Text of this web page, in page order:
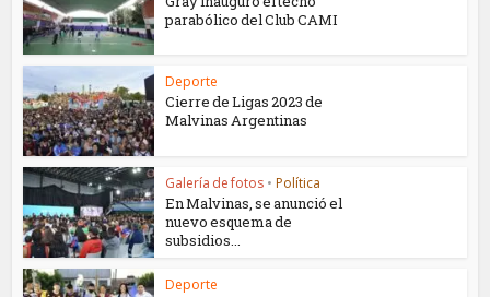
parabólico del Club CAMI
Deporte
Cierre de Ligas 2023 de
Malvinas Argentinas
Galería de fotos • Política
En Malvinas, se anunció el
nuevo esquema de
subsidios...
Deporte